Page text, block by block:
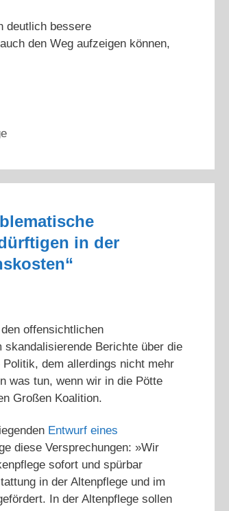
deutlich bessere
den Weg aufzeigen können,
in der
offensichtlichen
Berichte über die
dem allerdings nicht mehr
was tun, wenn wir in die Pötte
Großen Koalition.
Entwurf eines
diese Versprechungen: »Wir
sofort und spürbar
in der Altenpflege und im
In der Altenpflege sollen